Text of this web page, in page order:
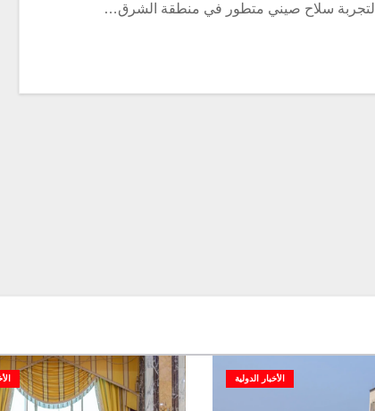
لتجربة سلاح صيني متطور في منطقة الشرق…
الأخبار الدولية